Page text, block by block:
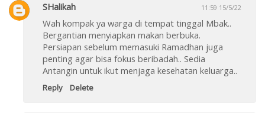
SHalikah 11:59 15/5/22
Wah kompak ya warga di tempat tinggal Mbak..
Bergantian menyiapkan makan berbuka.
Persiapan sebelum memasuki Ramadhan juga
penting agar bisa fokus beribadah.. Sedia
Antangin untuk ikut menjaga kesehatan keluarga..
Reply Delete